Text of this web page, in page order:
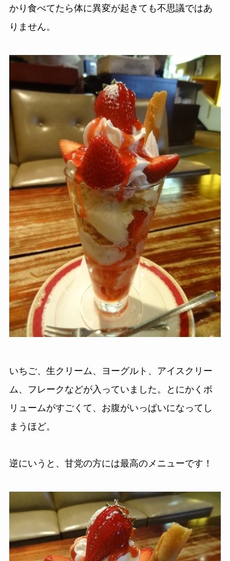
かり食べてたら体に異変が起きても不思議ではあ
りません。
いちご、生クリーム、ヨーグルト、アイスクリー
ム、フレークなどが入っていました。とにかくボ
リュームがすごくて、お腹がいっぱいになってし
まうほど。
逆にいうと、甘党の方には最高のメニューです！